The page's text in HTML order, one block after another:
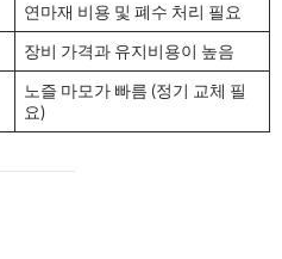
연마재 비용 및 폐수 처리 필요
장비 가격과 유지비용이 높음
노즐 마모가 빠름 (정기 교체 필
요)